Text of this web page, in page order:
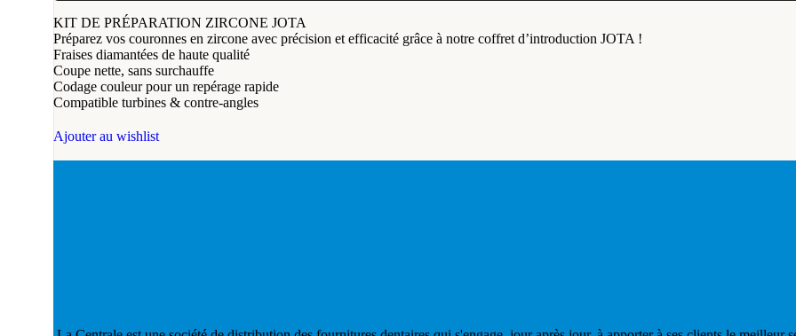
KIT DE PRÉPARATION ZIRCONE JOTA
Préparez vos couronnes en zircone avec précision et efficacité grâce à notre coffret d’introduction JOTA !
Fraises diamantées de haute qualité
Coupe nette, sans surchauffe
Codage couleur pour un repérage rapide
Compatible turbines & contre-angles
Ajouter au wishlist